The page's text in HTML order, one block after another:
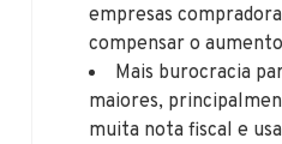
empresas
compensar o
Mais burocracia
maiores,
muita nota fiscal e